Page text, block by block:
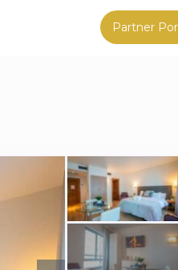
Partner